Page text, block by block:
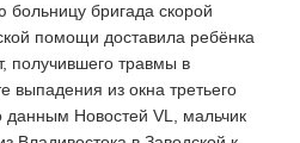
больницу бригада скорой
помощи доставила ребёнка
получившего травмы в
выпадения из окна третьего
данным Новостей VL, мальчик